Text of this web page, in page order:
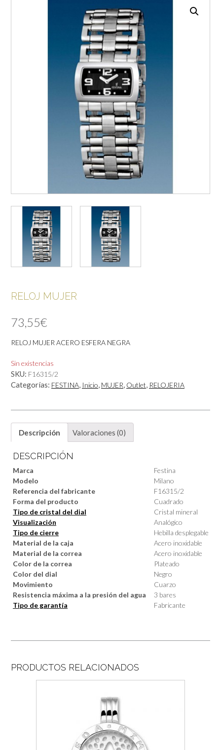
RELOJ MUJER
73,55€
RELOJ MUJER ACERO ESFERA NEGRA
Sin existencias
SKU: F16315/2
Categorías: FESTINA, Inicio, MUJER, Outlet, RELOJERIA
Descripción Valoraciones (0)
DESCRIPCIÓN
Marca
Festina
Modelo
Milano
Referencia del fabricante
F16315/2
Forma del producto
Cuadrado
Tipo de cristal del dial
Cristal mineral
Visualización
Analógico
Tipo de cierre
Hebilla desplegable
Material de la caja
Acero inoxidable
Material de la correa
Acero inoxidable
Color de la correa
Plateado
Color del dial
Negro
Movimiento
Cuarzo
Resistencia máxima a la presión del agua
3 bares
Tipo de garantía
Fabricante
PRODUCTOS RELACIONADOS